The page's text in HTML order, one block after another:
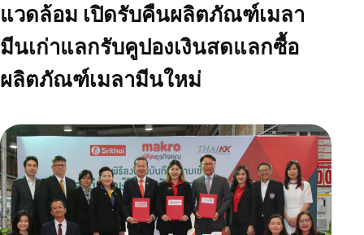
แวดล้อม เปิดรับคืนผลิตภัณฑ์เมลา
มีนเก่าแลกรับคูปองเงินสดแลกซื้อ
ผลิตภัณฑ์เมลามีนใหม่